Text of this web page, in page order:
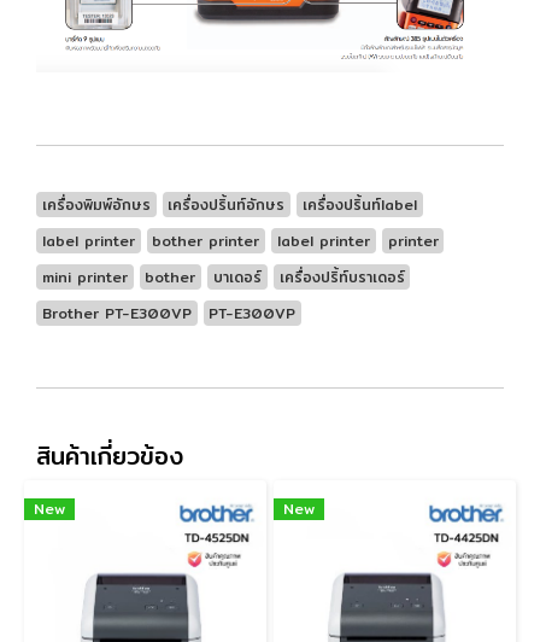
เครื่องพิมพ์อักษร เครื่องปริ้นท์อักษร
เครื่องปริ้นท์label
label printer
bother printer label printer
printer
mini printer
bother บาเดอร์
เครื่องปริ้ท์บราเดอร์
Brother PT-E300VP
PT-E300VP
สินค้าเกี่ยวข้อง
New New